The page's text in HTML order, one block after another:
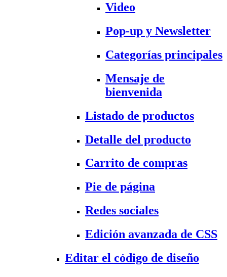
Video
Pop-up y Newsletter
Categorías principales
Mensaje de
bienvenida
Listado de productos
Detalle del producto
Carrito de compras
Pie de página
Redes sociales
Edición avanzada de CSS
Editar el código de diseño